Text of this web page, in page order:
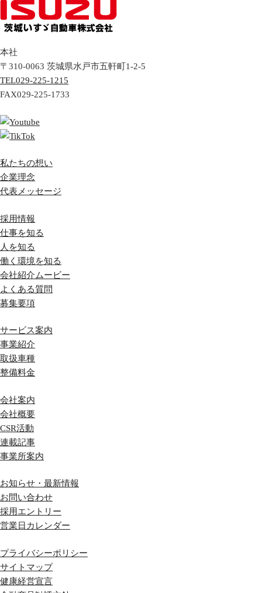
本社
〒310-0063 茨城県水戸市五軒町1-2-5
TEL029-225-1215
FAX029-225-1733
私たちの想い
企業理念
代表メッセージ
採用情報
仕事を知る
人を知る
働く環境を知る
会社紹介ムービー
よくある質問
募集要項
サービス案内
事業紹介
取扱車種
整備料金
会社案内
会社概要
CSR活動
連載記事
事業所案内
お知らせ・最新情報
お問い合わせ
採用エントリー
営業日カレンダー
プライバシーポリシー
サイトマップ
健康経営宣言